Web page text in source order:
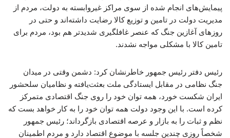
پیمایش‌های انجام شده از سوی مراکز غیروابسته به دولت، مردم از
مدیریت دولت در تامین و توزیع کالا رضایت داشته‌اند و حتی در
روزهای آغازین جنگ که عنصر غافلگیری شدیدتر هم بود، مردم برای
تامین کالا با مشکلی مواجه نشدند.
رئیس دفتر رئیس جمهور خاطرنشان کرد: دشمن وقتی در میدان
جنگ نظامی در مقابل ایستادگی ملت بعثت‌یافته و نظامیان سلحشور
ایران شکست خورد، همه توان خود را روی جنگ اقتصادی متمرکز
کرده است. با این وجود دولت همه توان خود را به کار خواهد بست که
نظم و ثبات را به بازار و عرصه اقتصادی بازگرداند؛ رئیس جمهور
شخصاً روزی چندین جلسه با موضوع اقتصاد دارد و مردم اطمینان